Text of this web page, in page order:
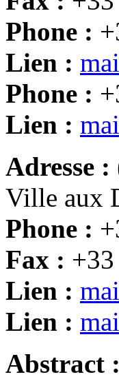
Phone :
Lien :
Phone :
Lien :
Adresse :
Ville aux
Phone :
Fax :
Lien :
Lien :
Abstract :